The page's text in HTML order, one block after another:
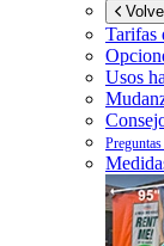
Tarifas
Usos